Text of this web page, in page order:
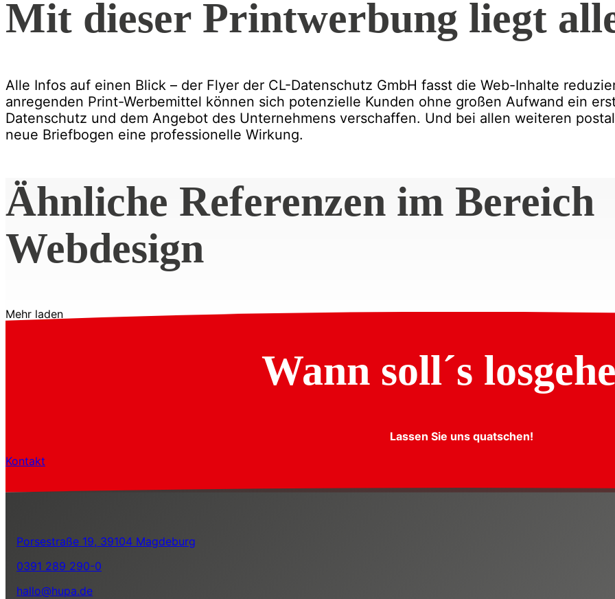
Mit dieser Printwerbung liegt
Alle Infos auf einen Blick – der Flyer der CL-Datenschutz GmbH fasst die Web-Inhalte
anregenden Print-Werbemittel können sich potenzielle Kunden ohne großen Aufwand ein
Datenschutz und dem Angebot des Unternehmens verschaffen. Und bei allen weiteren
neue Briefbogen eine professionelle Wirkung.
Ähnliche Referenzen im Bereich
Webdesign
Mehr laden
Wann soll´s
Lassen Sie uns quatschen!
Kontakt
Porsestraße 19, 39104 Magdeburg
0391 289 290-0
hallo@hupa.de